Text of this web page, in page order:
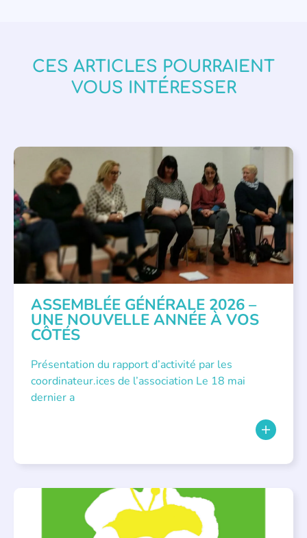
CES ARTICLES POURRAIENT
VOUS INTÉRESSER
APPEL À SOUTIEN , VIE DE L'ASSOCIATION
ASSEMBLÉE GÉNÉRALE 2026 –
UNE NOUVELLE ANNÉE À VOS
CÔTÉS
Présentation du rapport d’activité par les
coordinateur.ices de l’association Le 18 mai
dernier a
BIBLIOTHÈQUES ÉVÉNEMENTS , LECTURE INDIVIDUALISÉE
LITTÉRATURE JEUNESSE